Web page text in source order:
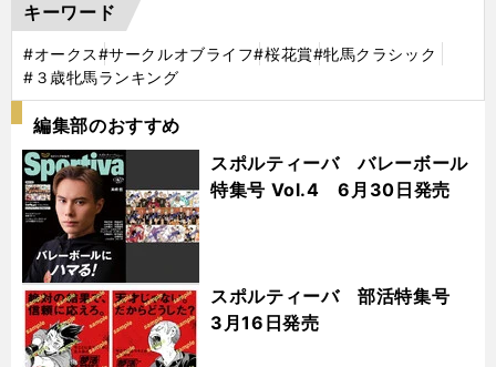
キーワード
#オークス#サークルオブライフ#桜花賞#牝馬クラシック
#３歳牝馬ランキング
編集部のおすすめ
スポルティーバ バレーボール
特集号 Vol.4 6月30日発売
スポルティーバ 部活特集号
3月16日発売